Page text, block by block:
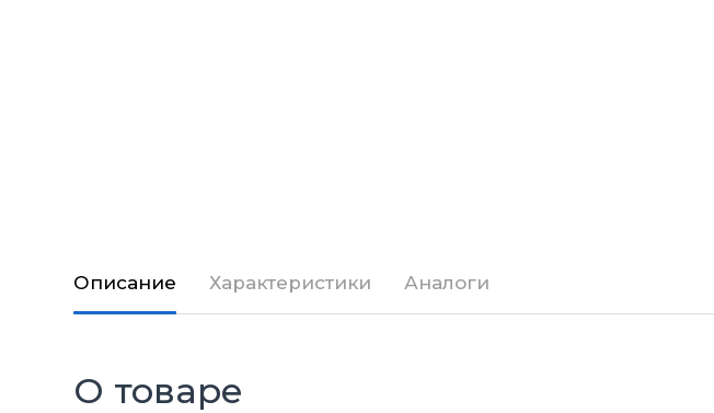
Описание Характеристики Аналоги
О товаре